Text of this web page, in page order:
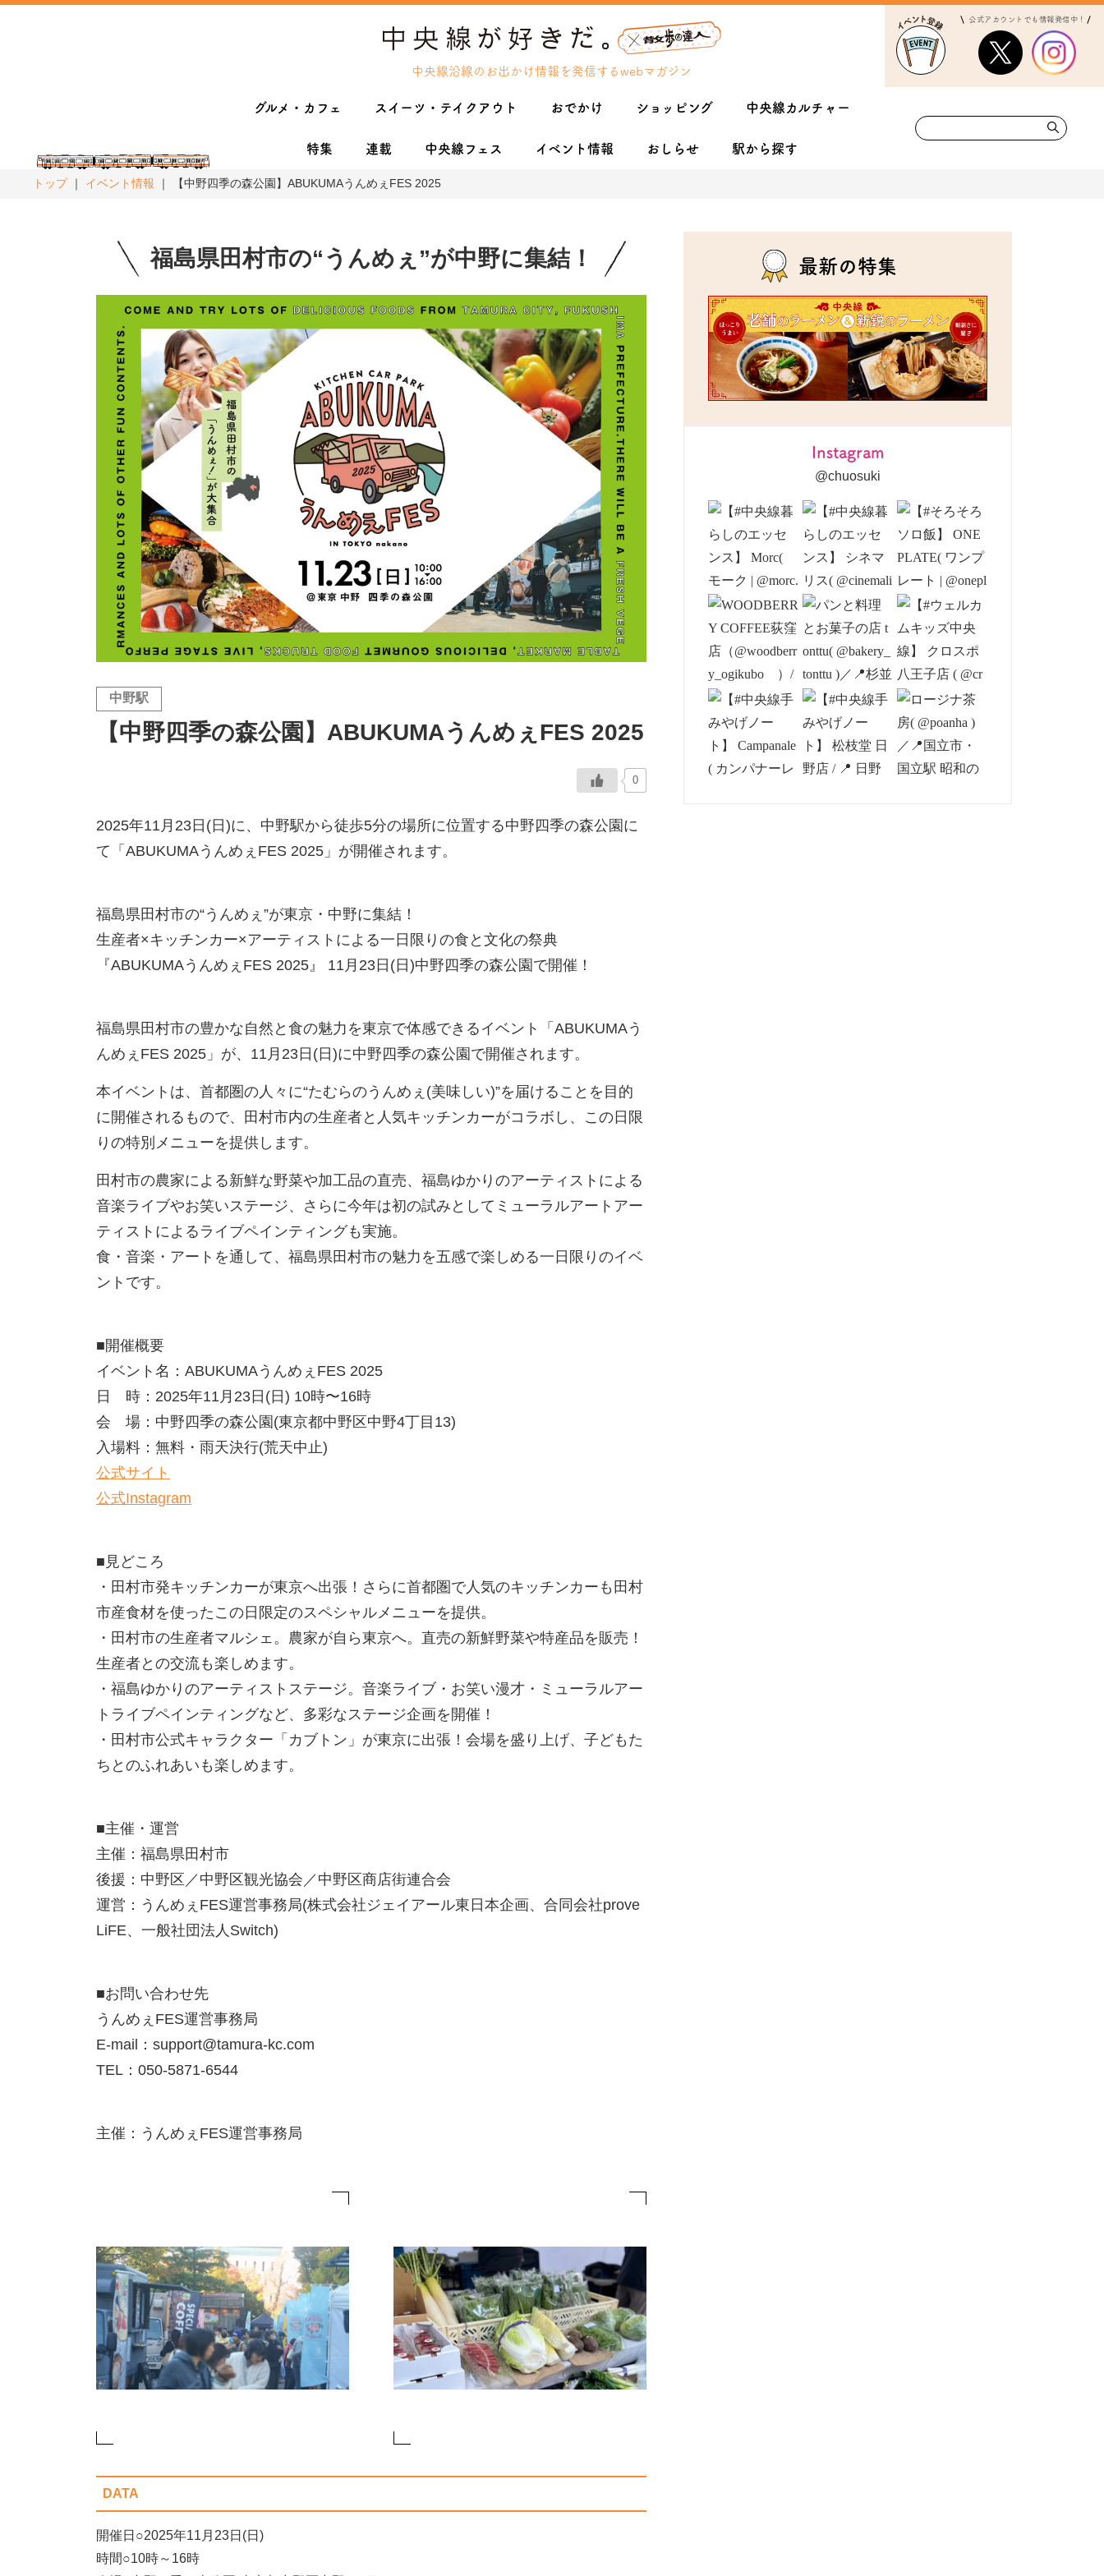
中央線沿線のお出かけ情報を発信するwebマガジン
公式アカウントでも情報発信中！
グルメ・カフェ スイーツ・テイクアウト おでかけ ショッピング 中央線カルチャー
特集 連載 中央線フェス イベント情報 おしらせ 駅から探す
トップ イベント情報 【中野四季の森公園】ABUKUMAうんめぇFES 2025
福島県田村市の“うんめぇ”が中野に集結！
中野駅
【中野四季の森公園】ABUKUMAうんめぇFES 2025
0
2025年11月23日(日)に、中野駅から徒歩5分の場所に位置する中野四季の森公園に
て「ABUKUMAうんめぇFES 2025」が開催されます。
福島県田村市の“うんめぇ”が東京・中野に集結！
生産者×キッチンカー×アーティストによる一日限りの食と文化の祭典
『ABUKUMAうんめぇFES 2025』 11月23日(日)中野四季の森公園で開催！
福島県田村市の豊かな自然と食の魅力を東京で体感できるイベント「ABUKUMAう
んめぇFES 2025」が、11月23日(日)に中野四季の森公園で開催されます。
本イベントは、首都圏の人々に“たむらのうんめぇ(美味しい)”を届けることを目的
に開催されるもので、田村市内の生産者と人気キッチンカーがコラボし、この日限
りの特別メニューを提供します。
田村市の農家による新鮮な野菜や加工品の直売、福島ゆかりのアーティストによる
音楽ライブやお笑いステージ、さらに今年は初の試みとしてミューラルアートアー
ティストによるライブペインティングも実施。
食・音楽・アートを通して、福島県田村市の魅力を五感で楽しめる一日限りのイベ
ントです。
■開催概要
イベント名：ABUKUMAうんめぇFES 2025
日 時：2025年11月23日(日) 10時〜16時
会 場：中野四季の森公園(東京都中野区中野4丁目13)
入場料：無料・雨天決行(荒天中止)
公式サイト
公式Instagram
■見どころ
・田村市発キッチンカーが東京へ出張！さらに首都圏で人気のキッチンカーも田村
市産食材を使ったこの日限定のスペシャルメニューを提供。
・田村市の生産者マルシェ。農家が自ら東京へ。直売の新鮮野菜や特産品を販売！
生産者との交流も楽しめます。
・福島ゆかりのアーティストステージ。音楽ライブ・お笑い漫才・ミューラルアー
トライブペインティングなど、多彩なステージ企画を開催！
・田村市公式キャラクター「カブトン」が東京に出張！会場を盛り上げ、子どもた
ちとのふれあいも楽しめます。
■主催・運営
主催：福島県田村市
後援：中野区／中野区観光協会／中野区商店街連合会
運営：うんめぇFES運営事務局(株式会社ジェイアール東日本企画、合同会社prove
LiFE、一般社団法人Switch)
■お問い合わせ先
うんめぇFES運営事務局
E-mail：support@tamura-kc.com
TEL：050-5871-6544
主催：うんめぇFES運営事務局
DATA
開催日○2025年11月23日(日)
時間○10時～16時
最新の特集
Instagram
@chuosuki